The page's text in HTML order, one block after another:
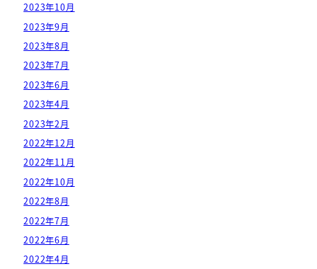
2023年10月
2023年9月
2023年8月
2023年7月
2023年6月
2023年4月
2023年2月
2022年12月
2022年11月
2022年10月
2022年8月
2022年7月
2022年6月
2022年4月